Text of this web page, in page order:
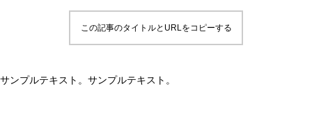
この記事のタイトルとURLをコピーする
サンプルテキスト。サンプルテキスト。